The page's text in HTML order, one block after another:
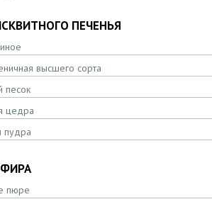
ПЕЧЕНЬЯ
высшего сорта
песок
цедра
пудра
пюре